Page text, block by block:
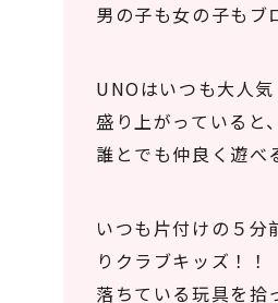
男の子も女の子も
UNOはいつも大人気
盛り上がっている
誰とでも仲良く遊
いつも片付けの５
りクラブキッズ！！
落ちている玩具を拾